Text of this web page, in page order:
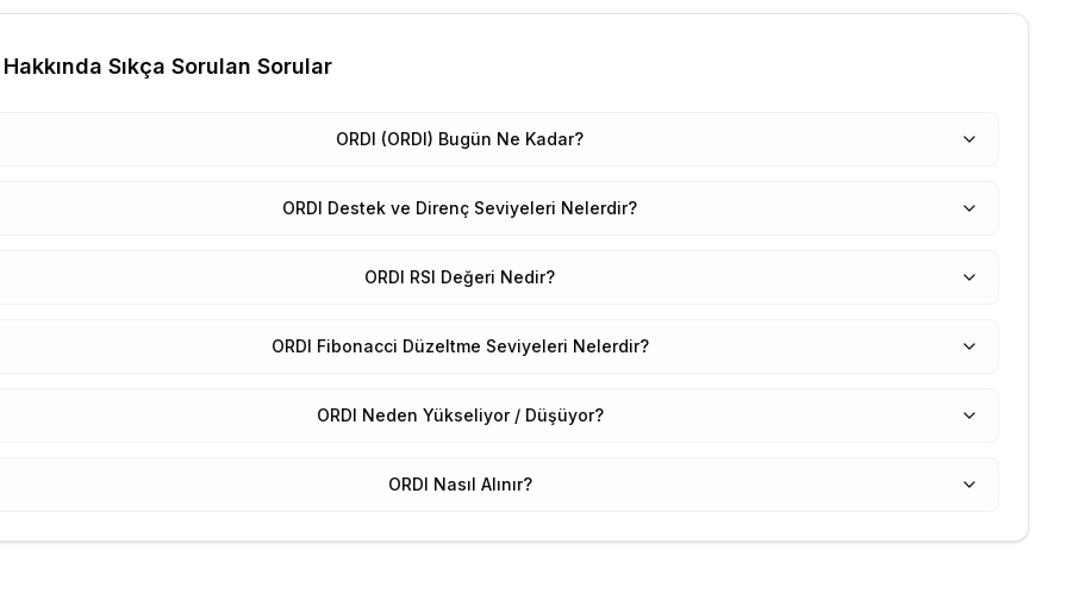
Sıkça Sorulan Sorular
ORDI (ORDI) Bugün Ne Kadar?
ORDI Destek ve Direnç Seviyeleri Nelerdir?
ORDI RSI Değeri Nedir?
ORDI Fibonacci Düzeltme Seviyeleri Nelerdir?
ORDI Neden Yükseliyor / Düşüyor?
ORDI Nasıl Alınır?